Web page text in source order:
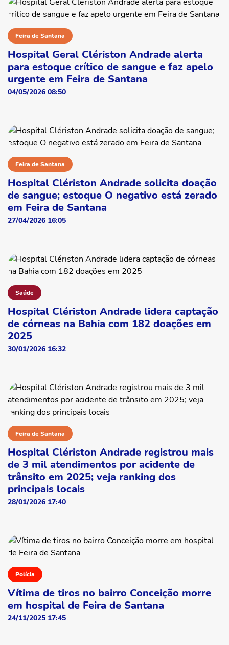
Feira de Santana
Hospital Geral Clériston Andrade alerta
para estoque crítico de sangue e faz apelo
urgente em Feira de Santana
04/05/2026 08:50
Feira de Santana
Hospital Clériston Andrade solicita doação
de sangue; estoque O negativo está zerado
em Feira de Santana
27/04/2026 16:05
Saúde
Hospital Clériston Andrade lidera captação
de córneas na Bahia com 182 doações em
2025
30/01/2026 16:32
Feira de Santana
Hospital Clériston Andrade registrou mais
de 3 mil atendimentos por acidente de
trânsito em 2025; veja ranking dos
principais locais
28/01/2026 17:40
Polícia
Vítima de tiros no bairro Conceição morre
em hospital de Feira de Santana
24/11/2025 17:45